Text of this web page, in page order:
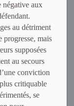
négative aux
au détriment
progresse, mais
supposées
au secours
conviction
critiquable
se